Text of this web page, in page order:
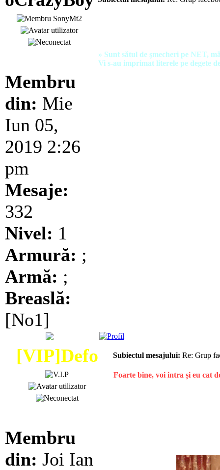
Membru
din: Mie
Iun 05,
2019 2:26
pm
Mesaje:
332
Nivel: 1
Armură: ;
Armă: ;
Breaslă:
[No1]
» Sunt sătul de şmecheri pe NET,
Vi s-au imprimat literele pe degete
[VIP]Defo Subiectul mesajului: Re: Grup
Membru
din: Joi Ian
Foarte bine, voi intra și eu cat